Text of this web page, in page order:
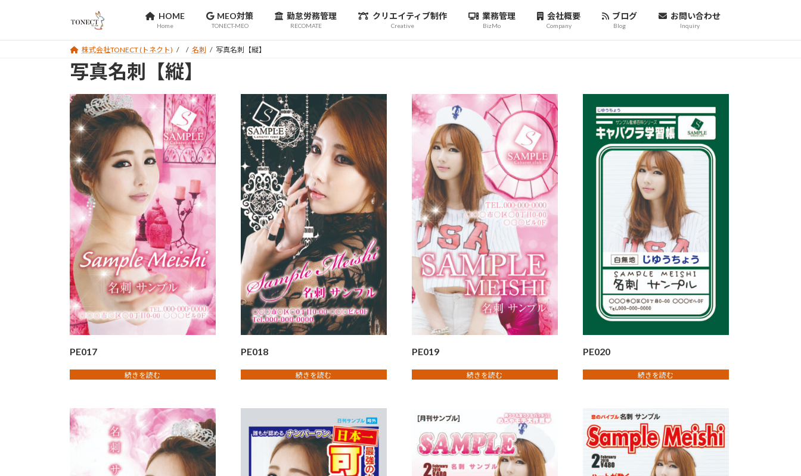
HOME
Home
MEO対策
TONECT-MEO
勤怠労務管理
RECOMATE
クリエイティブ制作
Creative
業務管理
BizMo
会社概要
Company
ブログ
Blog
お問い合わせ
Inquiry
株式会社TONECT (トネクト) 名刺 写真名刺【縦】
写真名刺【縦】
PE017
続きを読む
PE018
続きを読む
PE019
続きを読む
PE020
続きを読む